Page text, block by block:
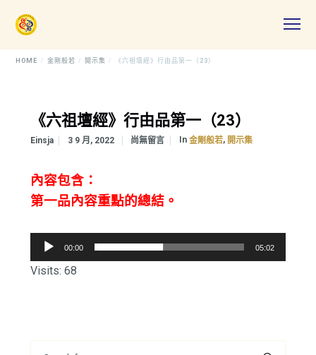
HOME 金剛般若 開示集 《六祖壇經》行由品第一（23）
《六祖壇經》行由品第一（23）
Einsja 3 9 月, 2022 尚無留言 In 金剛般若, 開示集
內容包含：
第一品內容重點的總結。
訊
00:00 05:02
Visits: 68